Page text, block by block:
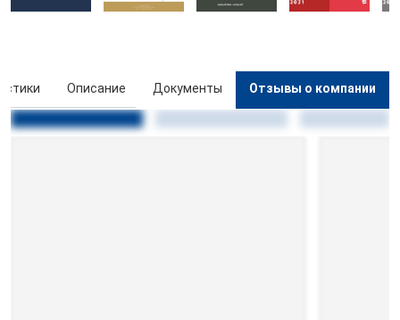
Описание Документы Отзывы о компании